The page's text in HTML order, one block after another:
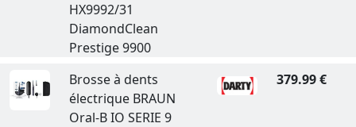
HX9992/31
DiamondClean
Prestige 9900
Brosse à dents
électrique BRAUN
Oral-B IO SERIE 9
379.99 €